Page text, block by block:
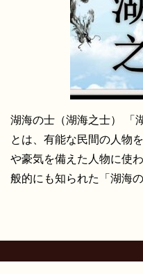
湖海の士（湖海之士） 「
とは、有能な民間の人物
や豪気を備えた人物に使
般的にも知られた「湖海